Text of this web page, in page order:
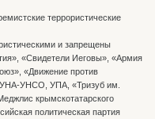
террористические
и запрещены
«Свидетели Иеговы», «Армия
«Движение против
УНА-УНСО, УПА, «Тризуб им.
крымскотатарского
политическая партия